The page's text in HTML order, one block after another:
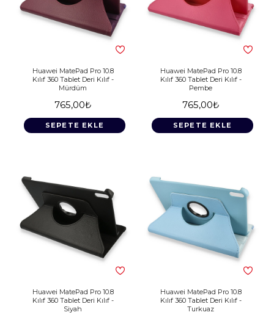
Huawei MatePad Pro 10.8
Kılıf 360 Tablet Deri Kılıf -
Mürdüm
765,00₺
SEPETE EKLE
Huawei MatePad Pro 10.8
Kılıf 360 Tablet Deri Kılıf -
Pembe
765,00₺
SEPETE EKLE
Huawei MatePad Pro 10.8
Kılıf 360 Tablet Deri Kılıf -
Siyah
Huawei MatePad Pro 10.8
Kılıf 360 Tablet Deri Kılıf -
Turkuaz